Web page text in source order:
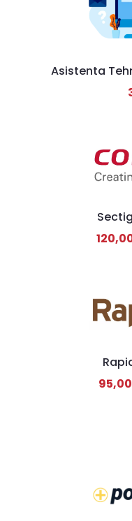
Asistenta
95,00